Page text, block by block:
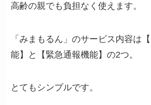
高齢の親でも負担なく使えます。
「みまもるん」のサービス内容は
能】と【緊急通報機能】の2つ。
とてもシンプルです。